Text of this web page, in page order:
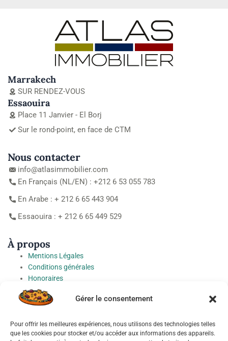
Gérer le consentement
Pour offrir les meilleures expériences, nous utilisons des technologies telles
que les cookies pour stocker et/ou accéder aux informations des appareils.
Marrakech
SUR RENDEZ-VOUS
Essaouira
Place 11 Janvier - El Borj
Sur le rond-point, en face de CTM
Nous contacter
info@atlasimmobilier.com
En Français (NL/EN) : +212 6 53 055 783
En Arabe : + 212 6 65 443 904
Essaouira : + 212 6 65 449 529
À propos
Mentions Légales
Conditions générales
Honoraires
Charte de protection des Données à caractère personnel
Préférences cookies
Socials